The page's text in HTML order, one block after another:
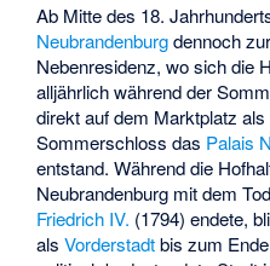
Ab Mitte des 18.
Neubrandenburgdennoch
Nebenresidenz, wo sich die
alljährlich während der
direkt auf dem Marktplatz
Sommerschloss das Palais
entstand. Während die
Neubrandenburg mit dem
Friedrich IV. (1794) endete,
alsVorderstadtbis zum